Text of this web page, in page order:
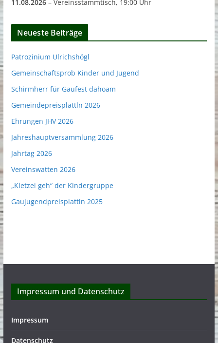
11.08.2026– Vereinsstammtisch, 19:00 Uhr
Neueste Beiträge
Patrozinium Ulrichshögl
Gemeinschaftsprob Kinder und Jugend
Schirmherr für Gaufest dahoam
Gemeindepreisplattln 2026
Ehrungen JHV 2026
Jahreshauptversammlung 2026
Jahrtag 2026
Vereinswatten 2026
„Kletzei geh“ der Kindergruppe
Gaujugendpreisplattln 2025
Impressum und Datenschutz
Impressum
Datenschutz